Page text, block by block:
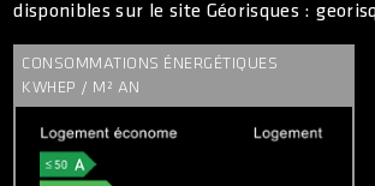
disponibles sur le site Géorisques :
CONSOMMATIONS ÉNERGÉTIQUES
KWHEP / M² AN